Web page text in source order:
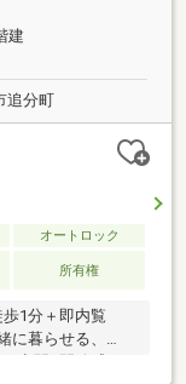
建
追分町
オートロック
所有権
歩1分＋即内覧
に暮らせる、